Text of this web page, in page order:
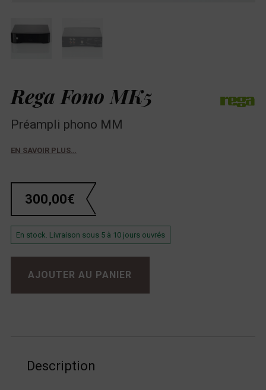
Rega Fono MK5
Préampli phono MM
EN SAVOIR PLUS…
300,00€
En stock. Livraison sous 5 à 10 jours ouvrés
quantité de Rega Fono MK5
AJOUTER AU PANIER
Description